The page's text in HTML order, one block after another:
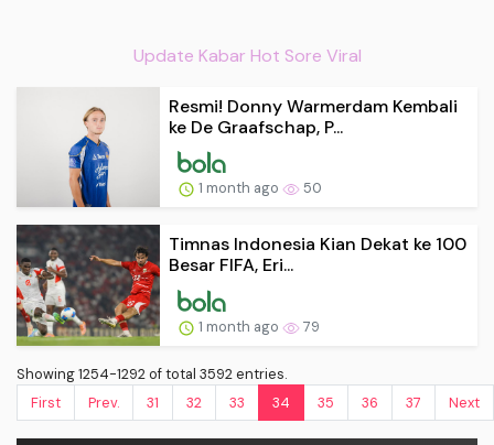
Update Kabar Hot Sore Viral
Resmi! Donny Warmerdam Kembali
ke De Graafschap, P...
1 month ago 50
Timnas Indonesia Kian Dekat ke 100
Besar FIFA, Eri...
1 month ago 79
Showing 1254-1292 of total 3592 entries.
First
Prev. 31 32 33 34 35 36 37 Next